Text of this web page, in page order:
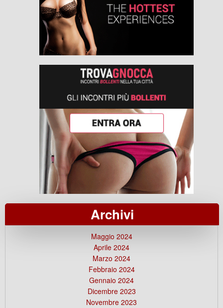
Archivi
Maggio 2024
Aprile 2024
Marzo 2024
Febbraio 2024
Gennaio 2024
Dicembre 2023
Novembre 2023